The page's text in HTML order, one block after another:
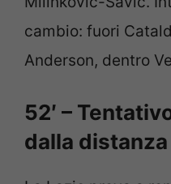
cambio: fuori
Anderson, dentro
52′ –
dalla distanza